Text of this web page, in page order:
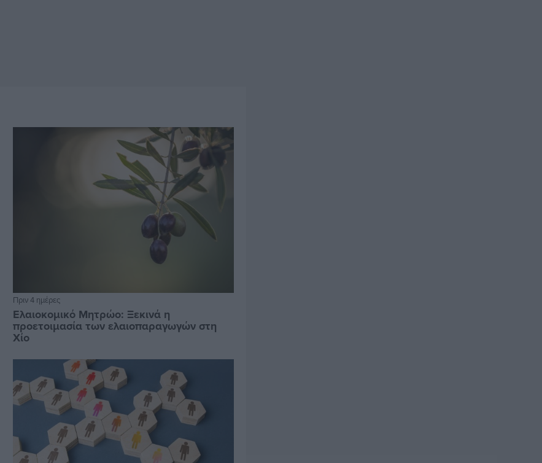
Πριν 4 ημέρες
Ελαιοκομικό Μητρώο: Ξεκινά η
προετοιμασία των ελαιοπαραγωγών στη
Χίο